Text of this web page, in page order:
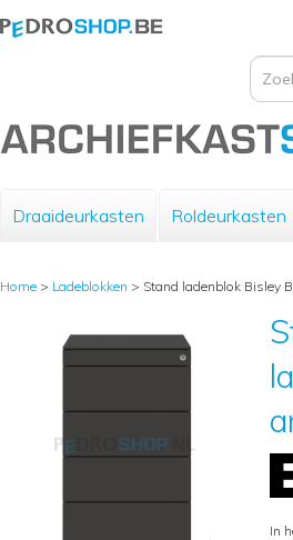
Draaideurkasten Roldeurkasten
Home > Ladeblokken > Stand ladenblok Bisley
In